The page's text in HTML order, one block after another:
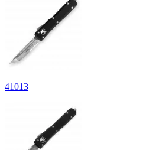
41013